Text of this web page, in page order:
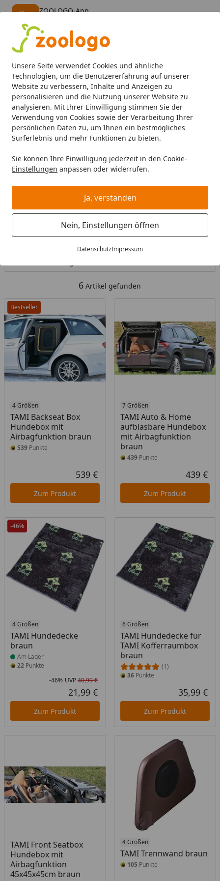
Unsere Seite verwendet Cookies und ähnliche
Technologien, um die Benutzererfahrung auf unserer
Website zu verbessern, Inhalte und Anzeigen zu
personalisieren und die Nutzung unserer Website zu
analysieren. Mit Ihrer Einwilligung stimmen Sie der
Verwendung von Cookies sowie der Verarbeitung Ihrer
persönlichen Daten zu, um Ihnen ein bestmögliches
Surferlebnis und mehr Funktionen zu bieten.
Sie können Ihre Einwilligung jederzeit in den Cookie-
Einstellungen anpassen oder widerrufen.
Ja, verstanden
Nein, Einstellungen öffnen
DatenschutzImpressum
ZOOLOGO-App
Alle Produkte
Mein Konto
Suchen
Startseite
TAMI Hund Transportboxen
TAMI Hund Transportboxen
TAMI Hund Transportboxen bei Zoologo und finden Sie
Haustier. Unser Sortiment umfasst Tierbedarf, Futter
und Zubehör für unterschiedliche Bedürfnisse.
Ihre Artikelübersicht
Kategorien
6 Artikel gefunden
Bestseller
4 Größen
TAMI Backseat Box
Hundebox mit
Airbagfunktion braun
539 Punkte
Aktueller Preis
539 €
Zum Produkt
7 Größen
TAMI Auto & Home
aufblasbare Hundebox
mit Airbagfunktion
braun
439Punkte
439 €
Zum Produkt
-46%
4 Größen
TAMI Hundedecke
braun
Produkt am Lager
Am Lager
22 Punkte
Rabatt in Prozent
-46%
Ursprünglicher Preis
UVP40,99 €
Aktueller Preis
21,99 €
Zum Produkt
6 Größen
TAMI Hundedecke für
TAMI Kofferraumbox
braun
(1)
36Punkte
35,99 €
Zum Produkt
TAMI Front Seatbox
Hundebox mit
Airbagfunktion
45x45x45cm braun
4 Größen
TAMI Trennwand braun
105 Punkte